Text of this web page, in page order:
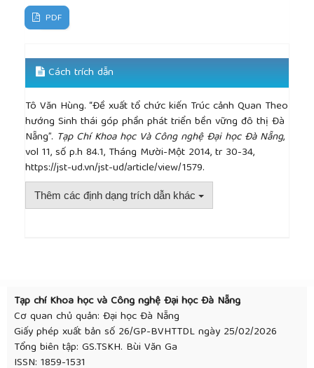
PDF
Cách trích dẫn
Tô Văn Hùng. “Đề xuất tổ chức kiến Trúc cảnh Quan Theo
hướng Sinh thái góp phần phát triển bền vững đô thị Đà
Nẵng”. Tạp Chí Khoa học Và Công nghệ Đại học Đà Nẵng,
vol 11, số p.h 84.1, Tháng Mười-Một 2014, tr 30-34,
https://jst-ud.vn/jst-ud/article/view/1579.
Thêm các định dạng trích dẫn khác
Tạp chí Khoa học và Công nghệ Đại học Đà Nẵng
Cơ quan chủ quản: Đại học Đà Nẵng
Giấy phép xuất bản số 26/GP-BVHTTDL ngày 25/02/2026
Tổng biên tập: GS.TSKH. Bùi Văn Ga
ISSN: 1859-1531